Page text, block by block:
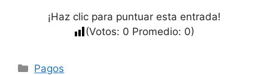
¡Haz clic para puntuar esta entrada!
(Votos: 0 Promedio: 0)
Categorías
Pagos